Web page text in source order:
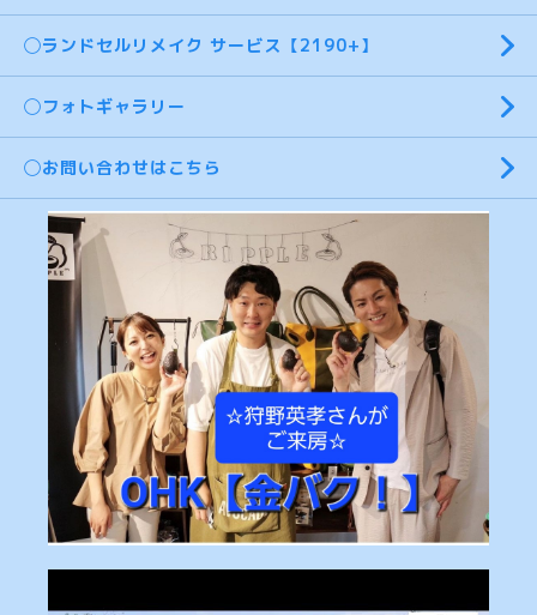
◯ランドセルリメイク サービス【2190+】
◯フォトギャラリー
◯お問い合わせはこちら